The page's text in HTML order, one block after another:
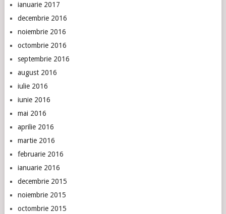
ianuarie 2017
decembrie 2016
noiembrie 2016
octombrie 2016
septembrie 2016
august 2016
iulie 2016
iunie 2016
mai 2016
aprilie 2016
martie 2016
februarie 2016
ianuarie 2016
decembrie 2015
noiembrie 2015
octombrie 2015